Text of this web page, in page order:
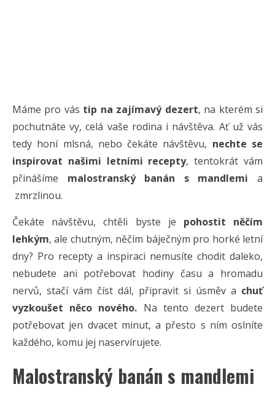
Máme pro vás tip na zajímavý dezert, na kterém si
pochutnáte vy, celá vaše rodina i návštěva. Ať už vás
tedy honí mlsná, nebo čekáte návštěvu, nechte se
inspirovat našimi letními recepty, tentokrát vám
přinášíme malostranský banán s mandlemi a
zmrzlinou.
Čekáte návštěvu, chtěli byste je pohostit něčím
lehkým, ale chutným, něčím báječným pro horké letní
dny? Pro recepty a inspiraci nemusíte chodit daleko,
nebudete ani potřebovat hodiny času a hromadu
nervů, stačí vám číst dál, připravit si úsměv a chuť
vyzkoušet něco nového. Na tento dezert budete
potřebovat jen dvacet minut, a přesto s ním oslníte
každého, komu jej naservírujete.
Malostranský banán s mandlemi